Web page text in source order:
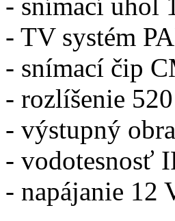
- TV systém
- snímací čip
- rozlíšenie
- výstupný
- vodotesnosť
- napájanie 12